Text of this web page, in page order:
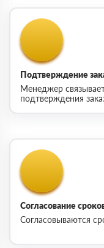
Подтверждение
Менеджер
подтверждения
Согласование
Согласовываются